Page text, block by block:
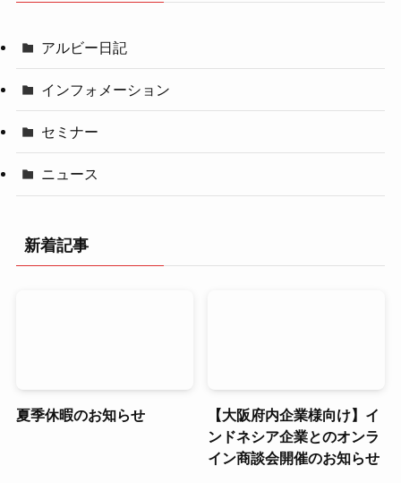
アルビー日記
インフォメーション
セミナー
ニュース
新着記事
夏季休暇のお知らせ
【大阪府内企業様向け】イ
ンドネシア企業とのオンラ
イン商談会開催のお知らせ